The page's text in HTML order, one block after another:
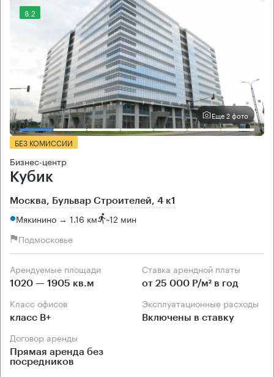
8.2
Еще 2 фото
БЕЗ КОМИССИИ
Бизнес-центр
Кубик
Москва, Бульвар Строителей, 4 к1
Мякинино → 1.16 км ~12 мин
Подмосковье
Арендуемые площади
1020 — 1905 кв.м
Ставка арендной платы
от 25 000 Р/м² в год
Класс офисов
класс B+
Эксплуатационные расходы
Включены в ставку
Договор аренды
Прямая аренда без
посредников